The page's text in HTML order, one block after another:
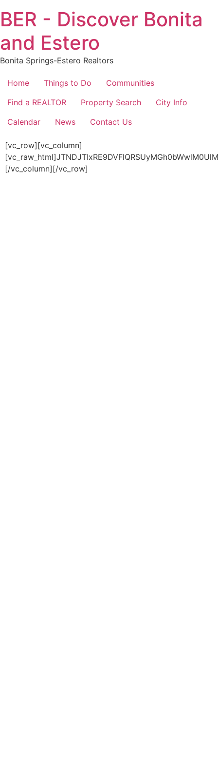
to
content
BER - Discover Bonita
and Estero
Bonita Springs-Estero Realtors
Home Things to Do
Communities
Find a REALTOR
Property Search
City Info
Calendar
News Contact Us
[vc_row][vc_column][vc_raw_html]JTNDJTIxRE9DVFlQRSUyMGh0bWwlM0UlMEElM0NodG1sJTIwbGFuZyUzRCUyMmVuJTIyJTIwZGlyJTNEJTIybHRyJTIyJTNFJTBBJTIwJTIwJTNDJTIxLS0lMjBSZXF1aXJlZCUyMG1ldGElMjB0YWdzJTIwLS0lM0UlMEElMjAlMjAlM0NtZXRhJTIwY2hhcnNldCUzRCUyMnV0Zi04JTIyJTNFJTBBJTIwJTIwJTNDbWV0YSUyMG5hbWUlM0QlMjJ2aWV3cG9ydCUyMiUyMGNvbnRlbnQlM0QlMjJ3aWR0aCUzRGRldmljZS13aWR0aCUyQyUyMGluaXRpYWwtc2NhbGUlM0QxJTIyJTNFJTBBJTBBJTIwJTIwJTNDJTIxLS0lMjBCb290c3RyYXAlMjBDU1MlMjAtLSUzRSUwQSUyMCUyMCUzQ2xpbmslMjByZWwlM0QlMjJzdHlsZXNoZWV0JTIyJTIwaHJlZiUzRCUwQSUyMmh0dHBzJTNBJTJGJTJGbWF4Y2RuLmJvb3RzdHJhcGNkbi5jb20lMkZib290c3RyYXAlMkY0LjMuMSUyRmNzcyUyRmJvb3RzdHJhcC5taW4uY3NzJTIyJTNFJTBBJTBBJTIwJTIwJTIwJTNDc2NyaXB0JTIwc3JjJTNEJTBBJTIyaHR0cHMlM0ElMkYlMkZhamF4Lmdvb2dsZWFwaXMuY29tJTJGYWpheCUyRmxpYnMlMkZqcXVlcnklMkYzLjMuMSUyRmpxdWVyeS5taW4uanMlMjIlM0UlMEElMjAlMjAlMjAlM0MlMkZzY3JpcHQlM0UlMEElMEElMjAlMjAlMjAlM0NzY3JpcHQlMjBzcmMlM0QlMEElMjJodHRwcyUzQSUyRiUyRmNkbmpzLmNsb3VkZmxhcmUuY29tJTJGYWpheCUyRmxpYnMlMkZwb3BwZXIuanMlMkYxLjE0LjclMkZ1bWQlMkZwb3BwZXIubWluLmpzJTIyJTNFJTBBJTIwJTIwJTIwJTNDJTJGc2NyaXB0JTNFJTBBJTBBJTIwJTIwJTIwJTNDc2NyaXB0JTIwc3JjJTNEJTBBJTIyaHR0cHMlM0ElMkYlMkZtYXhjZG4uYm9vdHN0cmFwY2RuLmNvbSUyRmJvb3RzdHJhcCUyRjQuMy4xJTJGanMlMkZib290c3RyYXAubWluLmpzJTIyJTNFJTBBJTIwJTIwJTIwJTNDJTJGc2NyaXB0JTNFJTBBJTIwJTIwJTNDbGluayUyMHJlbCUzRCUyMnN0eWxlc2hlZXQlMjIlMjBocmVmJTNEJTIyc3R5bGUuY3NzJTIyJTNFJTBBJTBBJTNDbGluayUyMHJlbCUzRCUyMnByZWNvbm5lY3QlMjIlMjBocmVmJTNEJTIyaHR0cHMlM0ElMkYlMkZmb250cy5nb29nbGVhcGlzLmNvbSUyMiUzRSUwQSUzQ2xpbmslMjByZWwlM0QlMjJwcmVjb25uZWN0JTIyJTIwaHJlZiUzRCUyMmh0dHBzJTNBJTJGJTJGZm9udHMuZ3N0YXRpYy5jb20lMjIlMjBjcm9zc29yaWdpbiUzRSUwQSUzQ2xpbmslMjBocmVmJTNEJTIyaHR0cHMlM0ElMkYlMkZmb250cy5nb29nbGVhcGlzLmNvbSUyRmNzczIlM0ZmYW1pbHklM0RTdHlsZSUyQlNjcmlwdCUyNmRpc3BsYXklM0Rzd2FwJTIyJTIwcmVsJTNEJTIyc3R5bGVzaGVldCUyMiUzRSUwQSUyMCUyMCUyMCUzQ2xpbmslMjByZWwlM0QlMjdzdHlsZXNoZWV0JTI3JTIwaHJlZiUzRCUyN2h0dHBzJTNBJTJGJTJGY2RuanMuY2xvdWRmbGFyZS5jb20lMkZhamF4JTJGbGlicyUyRmZvbnQtYXdlc29tZSUyRjQuNy4wJTJGY3NzJTJGZm9udC1hd2Vzb21lLm1pbi5jc3MlMjclM0UlMEElMjAlMjAlMjAlM0NzY3JpcHQlMjB0eXBlJTNEJTIydGV4dCUyRmphdmFzY3JpcHQlMjIlMjBzcmMlM0QlMjJodHRwJTNBJTJGJTJGYWpheC5nb29nbGVhcGlzLmNvbSUyRmFqYXglMkZsaWJzJTJGanF1ZXJ5JTJGMy41LjElMkZqcXVlcnkubWluLmpzJTIyJTNFJTNDJTJGc2NyaXB0JTNFJTBBJTIwJTIwJTIwJTNDbGluayUyMHJlbCUzRCUyMnByZWNvbm5lY3QlMjIlMjBocmVmJTNEJTIyaHR0cHMlM0ElMkYlMkZmb250cy5nb29nbGVhcGlzLmNvbSUyMiUzRSUwQSUyMCUyMCUyMCUyMCUzQ2xpbmslMjByZWwlM0QlMjJwcmVjb25uZWN0JTIyJTIwaHJlZiUzRCUyMmh0dHBzJTNBJTJGJTJGZm9udHMuZ3N0YXRpYy5jb20lMjIlMjBjcm9zc29yaWdpbiUzRSUwQSUyMCUyMCUyMCUyMCUzQ2xpbmslMjBocmVmJTNEJTIyaHR0cHMlM0ElMkYlMkZmb250cy5nb29nbGVhcGlzLmNvbSUyRmNzczIlM0ZmYW1pbHklM0RBYm9yZXRvJTI2ZGlzcGxheSUzRHN3YXAlMjIlMjByZWwlM0QlMjJzdHlsZXNoZWV0JTIyJTNFJTBBJTBBJTIwJTIwJTNDc3R5bGUlM0UlMEElMEElMjAlMjAlMjAlMjAlMkElN0IlMEElMjAlMjAlMjAlMjAlMjAlMjBwYWRkaW5nJTNBJTIwMCUzQiUwQSUyMCUyMCUyMCUyMCUyMCUyMG1hcmdpbiUzQSUyMDAlM0IlMEElMjAlMjAlMjAlMjAlN0QlMEElMEElMjAlMjAlMjAlMjBodG1sJTIwJTdCJTBBJTIwJTIwJTIwJTIwJTIwJTIwd2lkdGglM0ElMjAxMDAlMjUlM0IlMEElMjAlMjAlMjAlMjAlN0QlMEElMEElMjAlMjAlMjAlMjAuY29sLXNtLTMlMjAlN0IlMEElMjAlMjAlMjAlMjAlMjAlMjBkaXNwbGF5JTNBJTIwZmxleCUzQiUwQSUyMCUyMCUyMCUyMCU3RCUwQSUwQSUyMCUyMCUyMCUyMGJvZHklMjAlN0IlMEElMjAlMjAlMjAlMjAlMjAlMjB3aWR0aCUzQSUyMDEwMCUyNSUzQiUwQSUyMCUyMCUyMCUyMCUyMCUyMG1hcmdpbiUzQSUyMDAlMjAlMjFpbXBvcnRhbnQlM0IlMEElMjAlMjAlMjAlMjAlMjAlMjBwb3NpdGlvbiUzQSUyMHJlbGF0aXZlJTNCJTBBJTIwJTIwJTIwJTIwJTdEJTBBJTBBJTIwJTIwJTIwJTIwaGVhZCUyMCU3QiUwQSUyMCUyMCUyMCUyMCUyMCUyMHdpZHRoJTNBJTIwODAlMjUlM0IlMEElMjAlMjAlMjAlMjAlMjAlMjBoZWlnaHQlM0ElMjAxMDB2aCUzQiUwQSUyMCUyMCUyMCUyMCUyMCUyMGZvbnQtZmFtaWx5JTNBJTIwc2Fucy1zZXJpZiUzQiUwQSUyMCUyMCUyMCUyMCU3RCUwQSUwQSUyMCUyMCUyMCUyMHAlMjAlN0IlMEElMjAlMjAlMjAlMjAlMjAlMjBmb250LXNpemUlM0ElMjAxNXB4JTNCJTBBJTIwJTIwJTIwJTIwJTdEJTBBJTBBJTIwJTIwJTIwJTIwaDQlMjAlN0IlMEElMjAlMjAlMjAlMjAlMjAlMjBmb250LXNpemUlM0ElMjAxcmVtJTNCJTBBJTIwJTIwJTIwJTIwJTIwJTIwbWFyZ2luJTNBJTIwMTBweCUyMGF1dG8lM0IlMEElMjAlMjAlMjAlMjAlN0QlMEElMEElMjAlMjAlMjAlMjBoNSUyMCU3QiUwQSUyMCUyMCUyMCUyMCUyMCUyMG1hcmdpbiUzQSUyMDEwcHglMjBhdXRvJTNCJTBBJTIwJTIwJTIwJTIwJTdEJTBBJTBBJTIwJTIwJTIwJTIwLmJ0biUyMCU3QiUwQSUyMCUyMCUyMCUyMCUyMCUyMG1hcmdpbiUzQSUyMDBweCUyMGF1dG8lMjA1cHglMjBhdXRvJTNCJTBBJTIwJTIwJTIwJTIwJTIwJTIwZm9udC1zaXplJTNBJTIwMXJlbSUzQiUwQSUyMCUyMCUyMCUyMCU3RCUwQSUwQSUyMCUyMCUyMCUyMCUyM3Nob3B0aXRsZSUyMCU3QiUwQSUyMCUyMCUyMCUyMCUyMCUyMGZvbnQtc2l6ZSUzQSUyMDU1cHglM0IlMEElMjAlMjAlMjAlMjAlMjAlMjBtYXJnaW4lM0ElMjAyMDBweCUyMGF1dG8lMjBhdXRvJTIwNSUyNSUzQiUwQSUyMCUyMCUyMCUyMCUyMCUyMHBvc2l0aW9uJTNBJTIwYWJzb2x1dGUlM0IlMEElMjAlMjAlMjAlMjAlMjAlMjBjb2xvciUzQSUyMHdoaXRlJTNCJTBBJTIwJTIwJTIwJTIwJTIwJTIwei1pbmRleCUzQSUyMDk5OSUzQiUwQSUyMCUyMCUyMCUyMCUyMCUyMHBhZGRpbmclM0ElMjAxMHB4JTNCJTBBJTIwJTIwJTIwJTIwJTIwJTIwYmFja2dyb3VuZC1jb2xvciUzQSUyMCUyMzRiYzZmNiUzQiUwQSUyMCUyMCUyMCUyMCU3RCUwQSUwQSUyMCUyMCUyMCUyMCUyM3Nob3B0aXRsZTIlMjAlN0IlMEElMjAlMjAlMjAlMjAlMjAlMjBmb250LXNpemUlM0ElMjA1NXB4JTNCJTBBJTIwJTIwJTIwJTIwJTIwJTIwbWFyZ2luJTNBJTIwLTY2cHglMjBhdXRvJTIwYXV0byUyMDUlMjUlM0IlMEElMjAlMjAlMjAlMjAlMjAlMjBwb3NpdGlvbiUzQSUyMGFic29sdXRlJTNCJTBBJTIwJTIwJTIwJTIwJTIwJTIwY29sb3IlM0ElMjB3aGl0ZSUzQiUwQSUyMCUyMCUyMCUyMCUyMCUyMHotaW5kZXglM0ElMjA5OTklM0IlMEElMjAlMjAlMjAlMjAlMjAlMjBwYWRkaW5nJTNBJTIwMTBweCUzQiUwQSUyMCUyMCUyMCUyMCUyMCUyMGJhY2tncm91bmQtY29sb3IlM0ElMjAlMjM0YmM2ZjYlM0IlMEElMjAlMjAlMjAlMjAlMjAlMjB0cmFuc2Zvcm0lM0ElMjB0cmFuc2xhdGVZJTI4LTIwcHglMjklM0IlMEElMjAlMjAlMjAlMjAlN0QlMEElMEElMjAlMjAlMjAlMjAlMjNzaG9waW1nJTIwJTdCJTBBJTIwJTIwJTIwJTIwJTIwJTIwaGVpZ2h0JTNBJTIwMjgwcHglM0IlMEElMjAlMjAlMjAlMjAlMjAlMjB3aWR0aCUzQSUyMDEwMCUyNSUzQiUwQSUyMCUyMCUyMCUyMCUyMCUyMG9wYWNpdHklM0ElMjAuNiUzQiUwQSUyMCUyMCUyMCUyMCUyMCUyMGJhY2tncm91bmQtY29sb3IlM0ElMjBibGFjayUzQiUwQSUyMCUyMCUyMCUyMCUyMCUyMHotaW5kZXglM0ElMjAtOTk5JTNCJTBBJTIwJTIwJTIwJTIwJTIwJTIwb2JqZWN0LWZpdCUzQSUyMGNvdmVyJTNCJTBBJTIwJTIwJTIwJTIwJTdEJTBBJTBBJTIwJTIwJTIwJTIwaDIlMjAlN0IlMEElMjAlMjAlMjAlMjAlMjAlMjBmb250LWZhbWlseSUzQSUyMCUyN0Fib3JldG8lMjclMkMlMjBjdXJzaXZlJTNCJTBBJTIwJTIwJTIwJTIwJTIwJTIwZm9udC1zaXplJTNBJTIwNS41cmVtJTNCJTBBJTIwJTIwJTIwJTIwJTIwJTIwbWFyZ2luJTNBJTIwLTVweCUyMGF1dG8lMjAtMjBweCUyMDBweCUzQiUwQSUyMCUyMCUyMCUyMCU3RCUwQSUwQSUyMCUyMCUyMCUyMC5zbWFsbC1pbWclMjAlN0IlMEElMjAlMjAlMjAlMjAlMjAlMjBvYmplY3QtZml0JTNBJTIwZmlsbCUzQiUwQSUyMCUyMCUyMCUyMCUyMCUyMHdpZHRoJTNBJTIwMTAwJTI1JTNCJTBBJTIwJTIwJTIwJTIwJTIwJTIwaGVpZ2h0JTNBJTIwMTAwJTI1JTNCJTBBJTIwJTIwJTIwJTIwJTdEJTBBJTBBJTIwJTIwJTIwJTIwLmNvbnRhaW5lciUyMCU3QiUwQSUyMCUyMCUyMCUyMCUyMCUyMHBhZGRpbmctbGVmdCUzQSUyMDAlM0IlMEElMjAlMjAlMjAlMjAlMjAlMjBwYWRkaW5nLXJpZ2h0JTNBJTIwMCUzQiUwQSUyMCUyMCUyMCUyMCU3RCUwQSUwQSUyMCUyMCUyMCUyMC5jb2wtc20tNSUyMCU3QiUwQSUyMCUyMCUyMCUyMCUyMCUyMG1hcmdpbi10b3AlM0ElMjAtMTIwcHglM0IlMEElMjAlMjAlMjAlMjAlN0QlMEElMEElMjAlMjAlMjAlMjAuY29sLXNtLTclMjAlN0IlMEElMjAlMjAlMjAlMjAlMjAlMjBwYWRkaW5nLWxlZnQlM0ElMjAwJTNCJTBBJTIwJTIwJTIwJTIwJTdEJTBBJTBBJTIwJTIwJTIwJTIwJTIzYS1jbGlzdCUyMCU3QiUwQSUyMCUyMCUyMCUyMCUyMCUyMHRleHQtZGVjb3JhdGlvbiUzQSUyMG5vbmUlM0IlMEElMjAlMjAlMjAlMjAlMjAlMjBsaXN0LXN0eWxlLXR5cGUlM0ElMjBub25lJTNCJTBBJTIwJTIwJTIwJTIwJTdEJTBBJTBBJTIwJTIwJTIwJTIwJTIzZC1mbGlzdCUyMCU3QiUwQSUyMCUyMCUyMCUyMCUyMCUyMHRleHQtZGVjb3JhdGlvbiUzQSUyMG5vbmUlM0IlMEElMjAlMjAlMjAlMjAlMjAlMjBsaXN0LXN0eWxlLXR5cGUlM0ElMjBub25lJTNCJTBBJTIwJTIwJTIwJTIwJTdEJTBBJTBBJTIwJTIwJTIwJTIwJTIzaC1qbGlzdCUyMCU3QiUwQSUyMCUyMCUyMCUyMCUyMCUyMHRleHQtZGVjb3JhdGlvbiUzQSUyMG5vbmUlM0IlMEElMjAlMjAlMjAlMjAlMjAlMjBsaXN0LXN0eWxlLXR5cGUlM0ElMjBub25lJTNCJTBBJTIwJTIwJTIwJTIwJTdEJTBBJTBBJTIwJTIwJTIwJTIwJTIzay1vbGlzdCUyMCU3QiUwQSUyMCUyMCUyMCUyMCUyMCUyMHRleHQtZGVjb3JhdGlvbiUzQSUyMG5vbmUlM0IlMEElMjAlMjAlMjAlMjAlMjAlMjBsaXN0LXN0eWxlLXR5cGUlM0ElMjBub25lJTNCJTBBJTIwJTIwJTIwJTIwJTdEJTBBJTBBJTIwJTIwJTIwJTIwJTIzcC10bGlzdCUyMCU3QiUwQSUyMCUyMCUyMCUyMCUyMCUyMHRleHQtZGVjb3JhdGlvbiUzQSUyMG5vbmUlM0IlMEElMjAlMjAlMjAlMjAlMjAlMjBsaXN0LXN0eWxlLXR5cGUlM0ElMjBub25lJTNCJTBBJTIwJTIwJTIwJTIwJTdEJTBBJTBBJTIwJTIwJTIwJTIwJTIzdS16bGlzdCUyMCU3QiUwQSUyMCUyMCUyMCUyMCUyMCUyMHRleHQtZGVjb3JhdGlvbiUzQSUyMG5vbmUlM0IlMEElMjAlMjAlMjAlMjAlMjAlMjBsaXN0LXN0eWxlLXR5cGUlM0ElMjBub25lJTNCJTBBJTIwJTIwJTIwJTIwJTdEJTBBJTBBJTIwJTIwJTIwJTIwLmJlci1sb2dvJTIwJTdCJTBBJTIwJTIwJTIwJTIwJTIwJTIwd2lkdGglM0ElMjAxNzBweCUzQiUwQSUyMCUyMCUyMCUyMCUyMCUyMHBvc2l0aW9uJTNBJTIwcmVsYXRpdmUlM0IlMEElMjAlMjAlMjAlMjAlMjAlMjBoZWlnaHQlM0ElMjAxNzBweCUzQiUwQSUyMCUyMCUyMCUyMCUyMCUyMG1hcmdpbiUzQSUyMC0xMnB4JTIwMHB4JTIwLTEycHglMjAzJTI1JTNCJTBBJTIwJTIwJTIwJTIwJTIwJTIwYW5pbWF0aW9uLWR1cmF0aW9uJTNBJTIwMnMlM0IlMEElMjAlMjAlMjAlMjAlMjAlMjBhbmltYXRpb24tbmFtZSUzQSUyMHJ1biUzQiUwQSUyMCUyMCUyMCUyMCUyMCUyMGRpc3BsYXklM0ElMjBmbGV4JTNCJTBBJTIwJTIwJTIwJTIwJTIwJTIwei1pbmRleCUzQSUyMDMlM0IlMEElMjAlMjAlMjAlMjAlN0QlMEElMEElMjAlMjAlMjAlMjAlMjNzaXRlLXNjcm9sbC10b3AlMjAlN0IlMEElMjAlMjAlMjAlMjAlMjAlMjBkaXNwbGF5JTNBJTIwbm9uZSUzQiUwQSUyMCUyMCUyMCUyMCU3RCUwQSUwQSUyMCUyMCUyMCUyMCUyM3dyYXBwZXIlMjAlN0IlMEElMjAlMjAlMjAlMjAlMjAlMjBwb3NpdGlvbiUzQSUyMHJlbGF0aXZlJTNCJTBBJTIwJTIwJTIwJTIwJTdEJTBBJTBBJTIwJTIwJTIwJTIwLmNvbnRlbnQlMjAlN0IlMEElMjAlMjAlMjAlMjAlMjAlMjBiYWNrZ3JvdW5kLWNvbG9yJTNBJTIwd2hpdGUlM0IlMEElMjAlMjAlMjAlMjAlMjAlMjBtYXJnaW4lM0ElMjAzMDBweCUyMGF1dG8lMjAwcHglMjBhdXRvJTNCJTBBJTIwJTIwJTIwJTIwJTIwJTIwcG9zaXRpb24lM0ElMjByZWxhdGl2ZSUzQiUwQSUyMCUyMCUyMCUyMCU3RCUwQSUwQSUyMCUyMCUyMCUyMC5zaG9wLXBsYWNlcyUyMCU3QiUwQSUyMCUyMCUyMCUyMCUyMCUyMHdpZHRoJTNBJTIwMTAwJTI1JTNCJTBBJTIwJTIwJTIwJTIwJTIwJTIwZGlzcGxheSUzQSUyMGdyaWQlM0IlMEElMjAlMjAlMjAlMjAlMjAlMjBtYXJnaW4lM0ElMjAzMDBweCUyMGF1dG8lMjAwcHglMjBhdXRvJTIwJTIxaW1wb3J0YW50JTNCJTBBJTIwJTIwJTIwJTIwJTIwJTIwYmFja2dyb3VuZC1jb2xvciUzQSUyMHdoaXRlJTNCJTBBJTIwJTIwJTIwJTIwJTIwJTIwei1pbmRleCUzQSUyMDk5OSUzQiUwQSUyMCUyMCUyMCUyMCU3RCUwQSUwQSUyMCUyMCUyMCUyMCUyM3Nob3BwaW5nLWltZyUyMCU3QiUwQSUyMCUyMCUyMCUyMCUyMCUyMGJhY2tncm91bmQtaW1hZ2UlM0ElMjB1cmwlMjglMjJodHRwcyUzQSUyRiUyRmJvbml0YXNwcmluZ3Mua2luc3RhLmNsb3VkJTJGd3AtY29udGVudCUyRnVwbG9hZHMlMkYyMDIzJTJGMDIlMkYxLmpwZWclMjIlMjklM0IlMEElMjAlMjAlMjAlMjAlMjAlMjBiYWNrZ3JvdW5kLXJlcGVhdCUzQSUyMG5vLXJlcGVhdCUzQiUwQSUyMCUyMCUyMCUyMCUyMCUyMGJhY2tncm91bmQtc2l6ZSUzQSUyMGNvdmVyJTNCJTBBJTIwJTIwJTIwJTIwJTIwJTIwaGVpZ2h0JTNBJTIwODAwcHglM0IlMEElMjAlMjAlMjAlMjAlMjAlMjB3aWR0aCUzQSUyMDEwMCUyNSUzQiUwQSUyMCUyMCUyMCUyMCUyMCUyMG1hcmdpbiUzQSUyMC0yMDBweCUyMGF1dG8lM0IlMEElMjAlMjAlMjAlMjAlMjAlMjBw